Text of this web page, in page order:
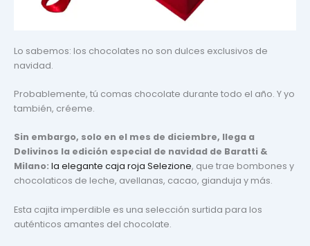
Lo sabemos: los chocolates no son dulces exclusivos de
navidad.
Probablemente, tú comas chocolate durante todo el año. Y yo
también, créeme.
Sin embargo, solo en el mes de diciembre, llega a
Delivinos la edición especial de navidad de Baratti &
Milano: la elegante caja roja Selezione, que trae bombones y
chocolaticos de leche, avellanas, cacao, gianduja y más.
Esta cajita imperdible es una selección surtida para los
auténticos amantes del chocolate.